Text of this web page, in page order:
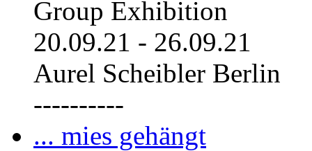
Group Exhibition
20.09.21 - 26.09.21
Aurel Scheibler Berlin
----------
... mies gehängt